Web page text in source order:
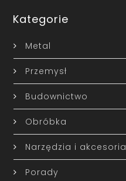
Kategorie
Metal
Przemysł
Budownictwo
Obróbka
Narzędzia i akcesoria
Porady